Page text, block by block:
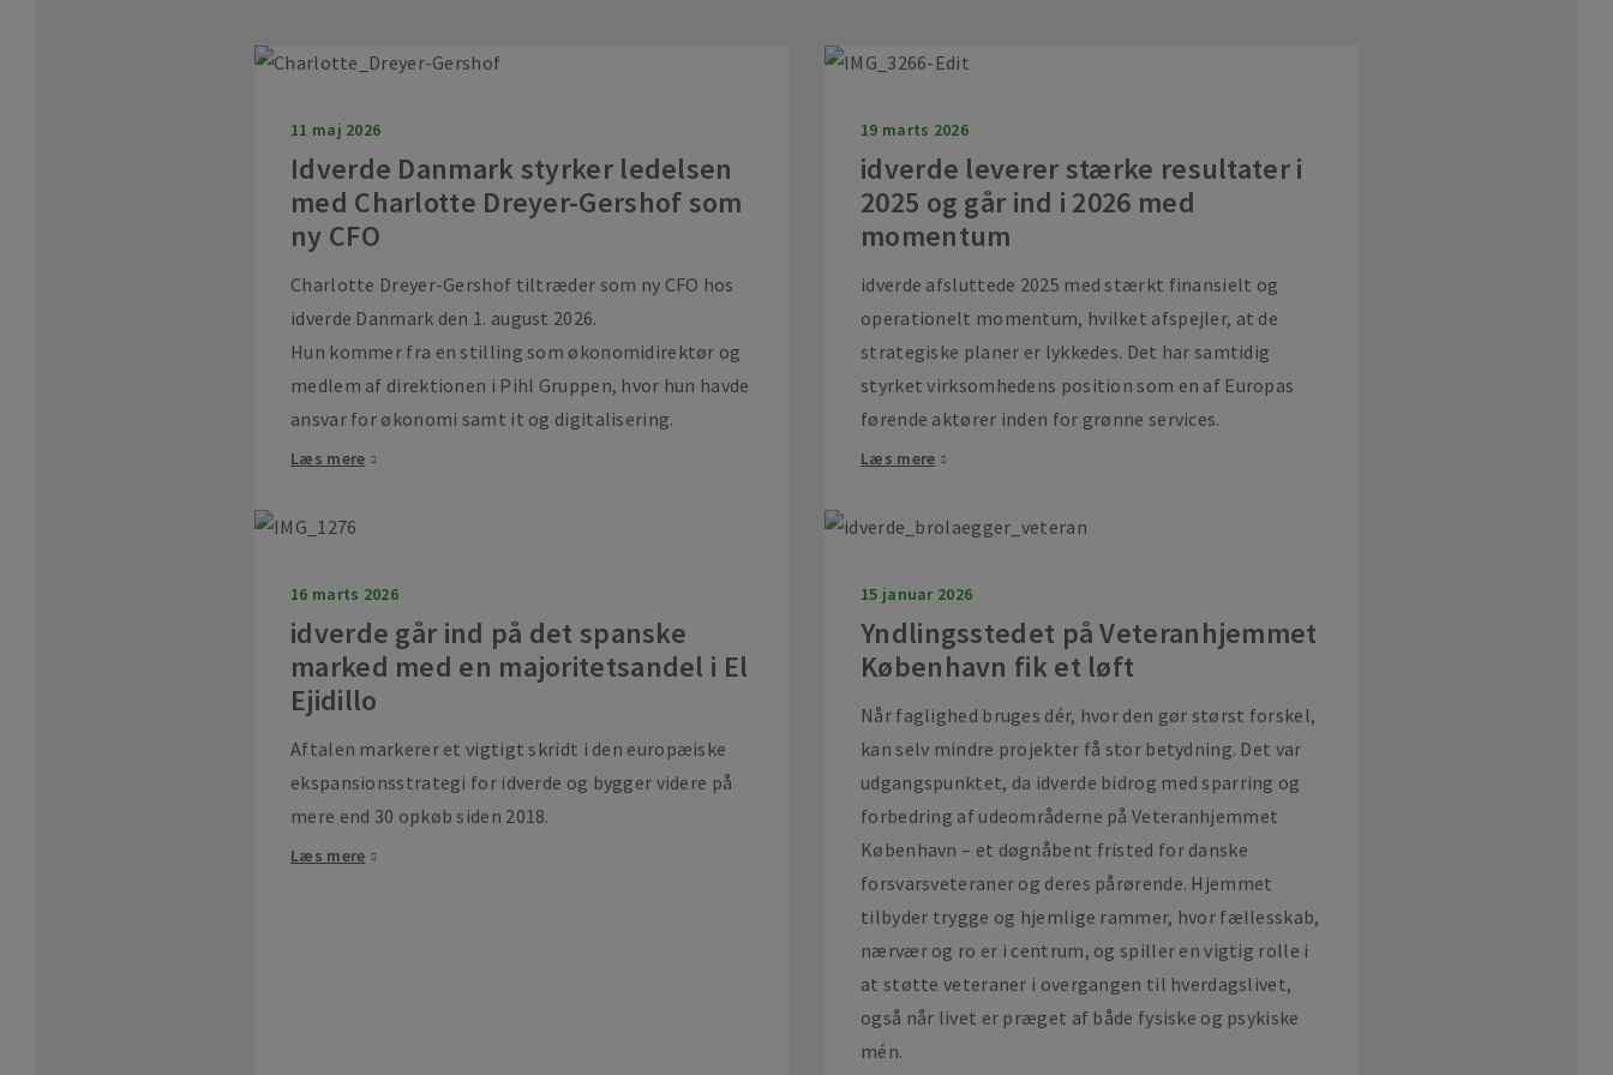
11 maj 2026
Idverde Danmark styrker ledelsen
med Charlotte Dreyer-Gershof som
ny CFO
Charlotte Dreyer-Gershof tiltræder som ny CFO hos
idverde Danmark den 1. august 2026.
Hun kommer fra en stilling som økonomidirektør og
medlem af direktionen i Pihl Gruppen, hvor hun havde
ansvar for økonomi samt it og digitalisering.
Læs mere
19 marts 2026
idverde leverer stærke resultater i
2025 og går ind i 2026 med
momentum
idverde afsluttede 2025 med stærkt finansielt og
operationelt momentum, hvilket afspejler, at de
strategiske planer er lykkedes. Det har samtidig
styrket virksomhedens position som en af Europas
førende aktører inden for grønne services.
Læs mere
16 marts 2026
idverde går ind på det spanske
marked med en majoritetsandel i El
Ejidillo
Aftalen markerer et vigtigt skridt i den europæiske
ekspansionsstrategi for idverde og bygger videre på
mere end 30 opkøb siden 2018.
Læs mere
15 januar 2026
Yndlingsstedet på Veteranhjemmet
København fik et løft
Når faglighed bruges dér, hvor den gør størst forskel,
kan selv mindre projekter få stor betydning. Det var
udgangspunktet, da idverde bidrog med sparring og
forbedring af udeområderne på Veteranhjemmet
København – et døgnåbent fristed for danske
forsvarsveteraner og deres pårørende. Hjemmet
tilbyder trygge og hjemlige rammer, hvor fællesskab,
nærvær og ro er i centrum, og spiller en vigtig rolle i
at støtte veteraner i overgangen til hverdagslivet,
også når livet er præget af både fysiske og psykiske
mén.